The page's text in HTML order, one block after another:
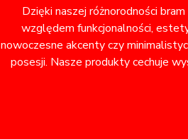
Dzięki naszej różnorodności
względem funkcjonalności,
nowoczesne akcenty czy
posesji. Nasze produkty cechuje